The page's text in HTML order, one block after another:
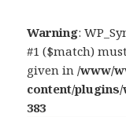
Warning:
#1 ($match)
given in/www/
content/
383